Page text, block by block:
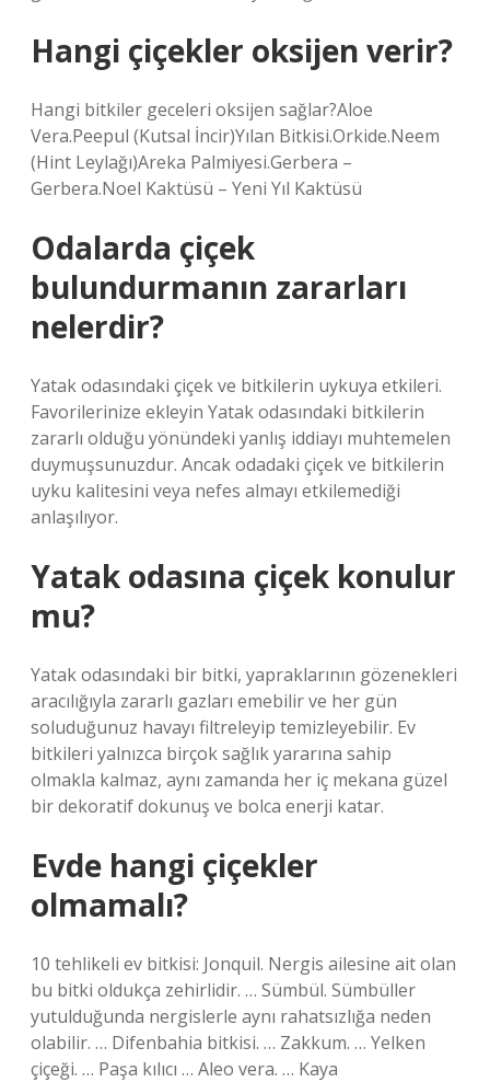
Hangi çiçekler oksijen verir?
Hangi bitkiler geceleri oksijen sağlar?Aloe
Vera.Peepul (Kutsal İncir)Yılan Bitkisi.Orkide.Neem
(Hint Leylağı)Areka Palmiyesi.Gerbera –
Gerbera.Noel Kaktüsü – Yeni Yıl Kaktüsü
Odalarda çiçek
bulundurmanın zararları
nelerdir?
Yatak odasındaki çiçek ve bitkilerin uykuya etkileri.
Favorilerinize ekleyin Yatak odasındaki bitkilerin
zararlı olduğu yönündeki yanlış iddiayı muhtemelen
duymuşsunuzdur. Ancak odadaki çiçek ve bitkilerin
uyku kalitesini veya nefes almayı etkilemediği
anlaşılıyor.
Yatak odasına çiçek konulur
mu?
Yatak odasındaki bir bitki, yapraklarının gözenekleri
aracılığıyla zararlı gazları emebilir ve her gün
soluduğunuz havayı filtreleyip temizleyebilir. Ev
bitkileri yalnızca birçok sağlık yararına sahip
olmakla kalmaz, aynı zamanda her iç mekana güzel
bir dekoratif dokunuş ve bolca enerji katar.
Evde hangi çiçekler
olmamalı?
10 tehlikeli ev bitkisi: Jonquil. Nergis ailesine ait olan
bu bitki oldukça zehirlidir. … Sümbül. Sümbüller
yutulduğunda nergislerle aynı rahatsızlığa neden
olabilir. … Difenbahia bitkisi. … Zakkum. … Yelken
çiçeği. … Paşa kılıcı … Aleo vera. … Kaya